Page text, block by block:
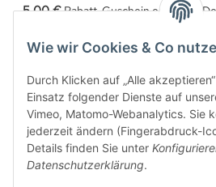
Wie wir Cookies & Co
Durch Klicken auf „Alle
Einsatz folgender Dienste auf
Vimeo, Matomo-Webanalytics. Sie
jederzeit ändern (Fingerabdruck-
Details finden Sie unter
Datenschutzerklärung.
5,00 €Rabatt-Guschein erhalten.
per Email nach der erfolgreichen